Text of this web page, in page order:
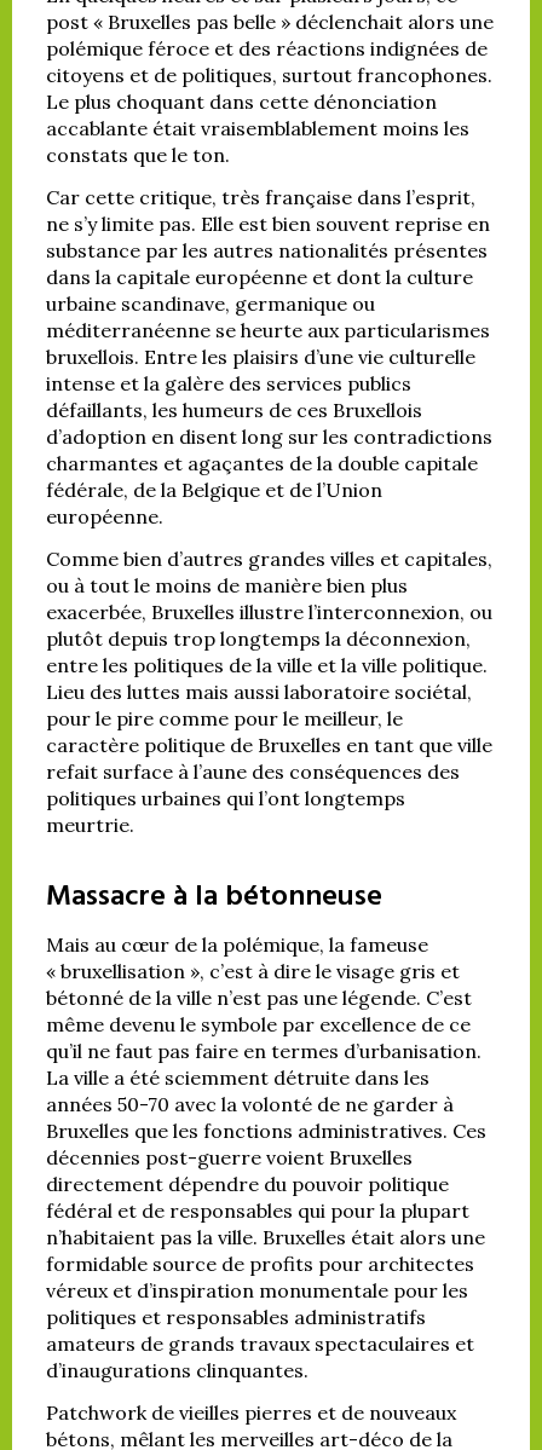
post « Bruxelles pas belle » déclenchait alors une
polémique féroce et des réactions indignées de
citoyens et de politiques, surtout francophones.
Le plus choquant dans cette dénonciation
accablante était vraisemblablement moins les
constats que le ton.
Car cette critique, très française dans l’esprit,
ne s’y limite pas. Elle est bien souvent reprise en
substance par les autres nationalités présentes
dans la capitale européenne et dont la culture
urbaine scandinave, germanique ou
méditerranéenne se heurte aux particularismes
bruxellois. Entre les plaisirs d’une vie culturelle
intense et la galère des services publics
défaillants, les humeurs de ces Bruxellois
d’adoption en disent long sur les contradictions
charmantes et agaçantes de la double capitale
fédérale, de la Belgique et de l’Union
européenne.
Comme bien d’autres grandes villes et capitales,
ou à tout le moins de manière bien plus
exacerbée, Bruxelles illustre l’interconnexion, ou
plutôt depuis trop longtemps la déconnexion,
entre les politiques de la ville et la ville politique.
Lieu des luttes mais aussi laboratoire sociétal,
pour le pire comme pour le meilleur, le
caractère politique de Bruxelles en tant que ville
refait surface à l’aune des conséquences des
politiques urbaines qui l’ont longtemps
meurtrie.
Massacre à la bétonneuse
Mais au cœur de la polémique, la fameuse
« bruxellisation », c’est à dire le visage gris et
bétonné de la ville n’est pas une légende. C’est
même devenu le symbole par excellence de ce
qu’il ne faut pas faire en termes d’urbanisation.
La ville a été sciemment détruite dans les
années 50-70 avec la volonté de ne garder à
Bruxelles que les fonctions administratives. Ces
décennies post-guerre voient Bruxelles
directement dépendre du pouvoir politique
fédéral et de responsables qui pour la plupart
n’habitaient pas la ville. Bruxelles était alors une
formidable source de profits pour architectes
véreux et d’inspiration monumentale pour les
politiques et responsables administratifs
amateurs de grands travaux spectaculaires et
d’inaugurations clinquantes.
Patchwork de vieilles pierres et de nouveaux
bétons, mêlant les merveilles art-déco de la